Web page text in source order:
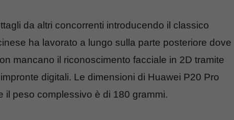
da altri concorrenti introducendo il classico
ha lavorato a lungo sulla parte posteriore dove
mancano il riconoscimento facciale in 2D tramite
digitali. Le dimensioni di Huawei P20 Pro
il peso complessivo è di 180 grammi.